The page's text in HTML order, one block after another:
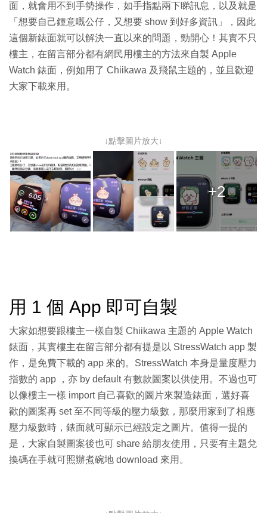
面，就會用不到手勢操作，如手指點兩下睇訊息，以及就是
「想要自己鍾意嘅公仔，又想要 show 到好多資訊」，因此
這個新錶面就可以解決一直以來的問題，勁開心！其實不只
樓主，在留言部分都有網民用樓主的方法來自製 Apple
Watch 錶面，例如用了 Chiikawa 及飛鼠主題的，並且歡迎
大家下載來用。
↓點擊圖片放大↓
+2
用 1 個 App 即可自製
大家如想要跟樓主一樣自製 Chiikawa 主題的 Apple Watch
錶面，其實樓主在留言部分都有提是以 StressWatch app 製
作，是免費下載的 app 來的。StressWatch 本身是量度壓力
指數的 app ，亦 by default 有數款圖案以供使用。不過也可
以像樓主一樣 import 自己喜歡的圖片來製造錶面，選好喜
歡的圖案再 set 至不同等級的壓力級數，那麼用家到了相應
壓力級數時，錶面就可顯示已經設定之圖片。值得一提的
是，大家自製圖案後也可 share 給朋友使用，只要有主題兌
換碼在手就可照辦煮碗地 download 來用。